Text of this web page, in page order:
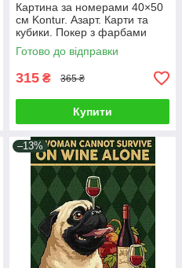
Картина за номерами 40×50
см Kontur. Азарт. Карти та
кубики. Покер з фарбами
металік DS0666
Готово до відправки
315 ₴ 365 ₴
Купити
–13%